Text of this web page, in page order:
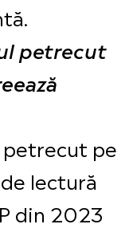
petrecut
pe
lectură
din 2023